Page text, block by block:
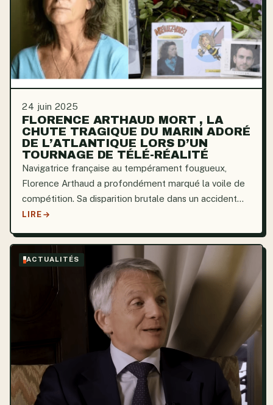
24 juin 2025
FLORENCE ARTHAUD MORT , LA
CHUTE TRAGIQUE DU MARIN ADORÉ
DE L’ATLANTIQUE LORS D’UN
TOURNAGE DE TÉLÉ-RÉALITÉ
Navigatrice française au tempérament fougueux,
Florence Arthaud a profondément marqué la voile de
compétition. Sa disparition brutale dans un accident
d’hélicoptère en Argentine a bouleversé une nation
audacieux,...
LIRE
ACTUALITÉS